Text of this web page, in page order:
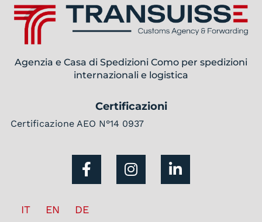
Agenzia e Casa di Spedizioni Como per spedizioni
internazionali e logistica
Certificazioni
Certificazione AEO N°14 0937
IT EN DE